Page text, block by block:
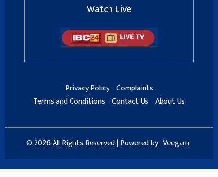
Watch Live
Privacy Policy Complaints
Terms and Conditions Contact Us About Us
© 2026 All Rights Reserved | Powered by Veegam